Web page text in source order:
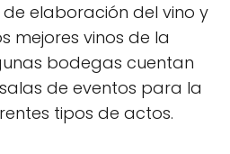
elaboración del vino y
mejores vinos de la
bodegas cuentan
de eventos para la
tipos de actos.